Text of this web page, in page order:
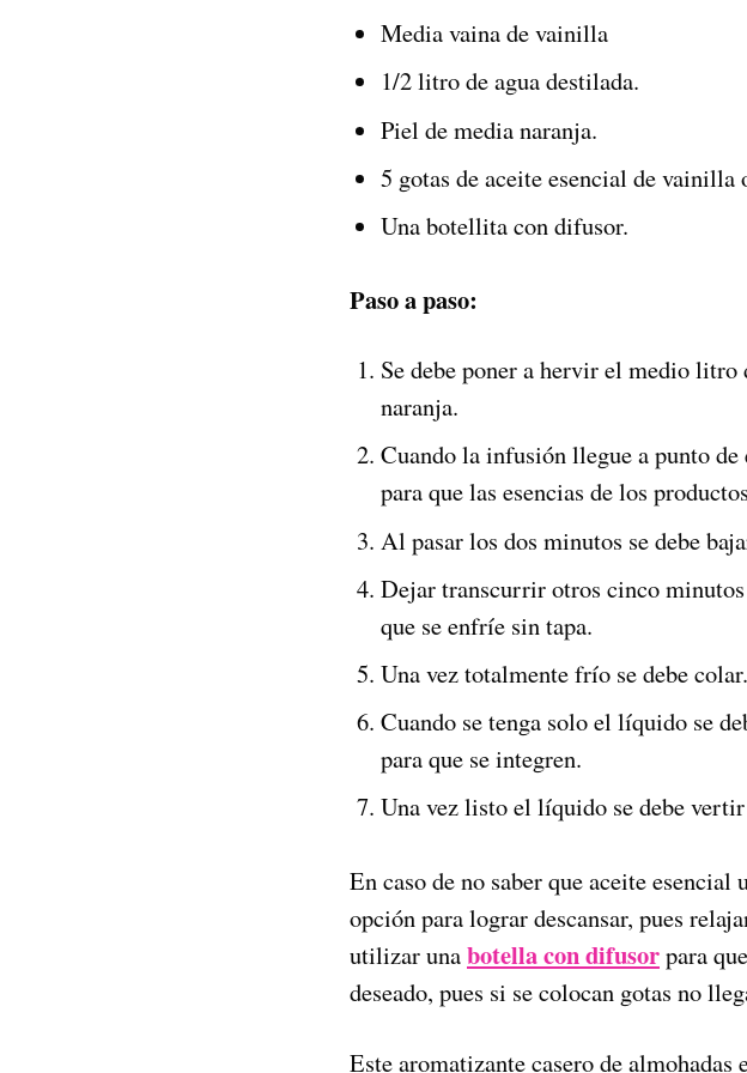
Media vaina de vainilla
1/2 litro de agua destilada.
Piel de media naranja.
5 gotas de aceite esencial de vainilla
Una botellita con difusor.
Paso a paso:
Se debe poner a hervir el medio
naranja.
Cuando la infusión llegue a punto
para que las esencias de los
Al pasar los dos minutos se debe
Dejar transcurrir otros cinco
que se enfríe sin tapa.
Una vez totalmente frío se debe colar.
Cuando se tenga solo el líquido se
para que se integren.
Una vez listo el líquido se debe
En caso de no saber que aceite
opción para lograr descansar, pues
utilizar unabotella con difusorpara
deseado, pues si se colocan gotas no
Este aromatizante casero de almohadas